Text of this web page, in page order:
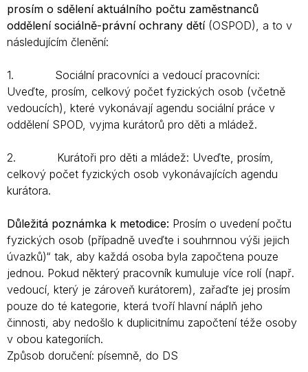
prosím o sdělení aktuálního počtu zaměstnanců
oddělení sociálně-právní ochrany dětí(OSPOD), a to v
následujícím členění:
1. Sociální pracovníci a vedoucí pracovníci:
Uveďte, prosím, celkový počet fyzických osob (včetně
vedoucích), které vykonávají agendu sociální práce v
oddělení SPOD, vyjma kurátorů pro děti a mládež.
2. Kurátoři pro děti a mládež: Uveďte, prosím,
celkový počet fyzických osob vykonávajících agendu
kurátora.
Důležitá poznámka k metodice: Prosím o uvedení počtu
fyzických osob (případně uveďte i souhrnnou výši jejich
úvazků)“ tak, aby každá osoba byla započtena pouze
jednou. Pokud některý pracovník kumuluje více rolí (např.
vedoucí, který je zároveň kurátorem), zařaďte jej prosím
pouze do té kategorie, která tvoří hlavní náplň jeho
činnosti, aby nedošlo k duplicitnímu započtení téže osoby
v obou kategoriích.
Způsob doručení: písemně, do DS